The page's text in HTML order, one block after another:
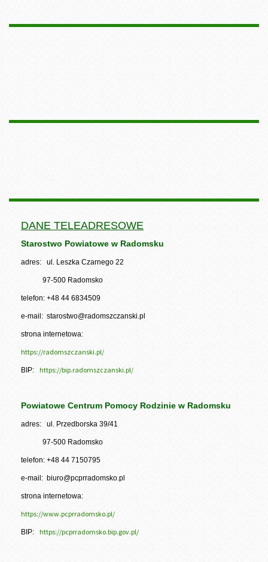
DANE TELEADRESOWE
Starostwo Powiatowe w Radomsku
adres: ul. Leszka Czarnego 22
97-500 Radomsko
telefon: +48 44 6834509
e-mail: starostwo@radomszczanski.pl
strona internetowa:
https://radomszczanski.pl/
BIP: https://bip.radomszczanski.pl/
Powiatowe Centrum Pomocy Rodzinie w Radomsku
adres: ul. Przedborska 39/41
97-500 Radomsko
telefon: +48 44 7150795
e-mail: biuro@pcprradomsko.pl
strona internetowa:
https://www.pcprradomsko.pl/
BIP: https://pcprradomsko.bip.gov.pl/